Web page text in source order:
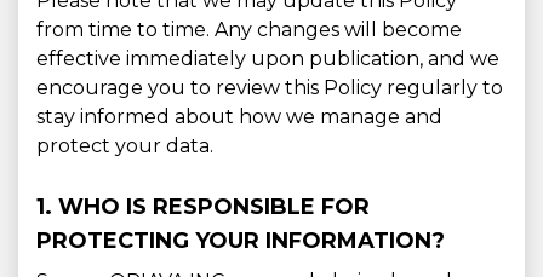
from time to time. Any changes will become
effective immediately upon publication, and we
encourage you to review this Policy regularly to
stay informed about how we manage and
protect your data.
1. WHO IS RESPONSIBLE FOR
PROTECTING YOUR INFORMATION?